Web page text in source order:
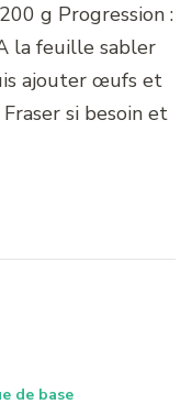
g Progression :
la feuille sabler
ajouter œufs et
si besoin et
de base